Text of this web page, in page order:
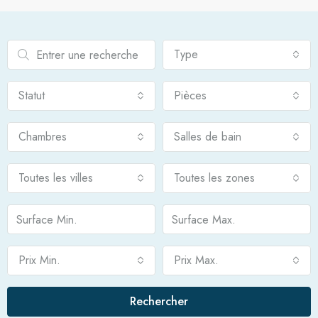
Type
Statut Pièces
Chambres Salles de bain
Toutes les villes Toutes les zones
Prix Min. Prix Max.
Rechercher